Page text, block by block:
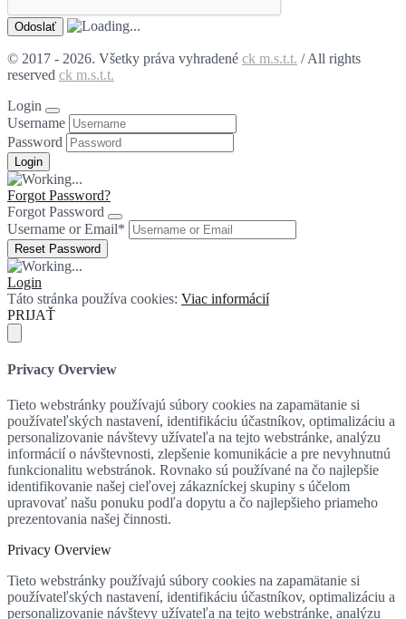
© 2017 - 2026. Všetky práva vyhradené ck m.s.t.t. / All rights
reserved ck m.s.t.t.
Login
Username
Password
Forgot Password?
Forgot Password
Username or Email*
Login
Táto stránka používa cookies: Viac informácií
PRIJAŤ
Privacy Overview
Tieto webstránky používajú súbory cookies na zapamätanie si
používateľských nastavení, identifikáciu účastníkov, optimalizáciu a
personalizovanie návštevy užívateľa na tejto webstránke, analýzu
informácií o návštevnosti, zlepšenie komunikácie a pre nevyhnutnú
funkcionalitu webstránok. Rovnako sú používané na čo najlepšie
identifikovanie našej cieľovej zákazníckej skupiny s účelom
upravovať našu ponuku podľa dopytu a čo najlepšieho priameho
prezentovania našej činnosti.
Privacy Overview
Tieto webstránky používajú súbory cookies na zapamätanie si
používateľských nastavení, identifikáciu účastníkov, optimalizáciu a
personalizovanie návštevy užívateľa na tejto webstránke, analýzu